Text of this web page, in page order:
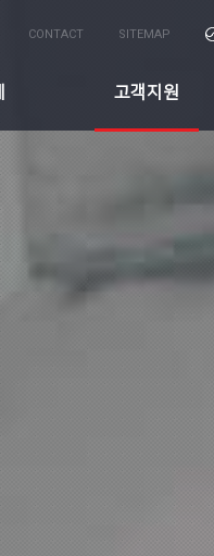
CONTACT SITEMAP
고객지원